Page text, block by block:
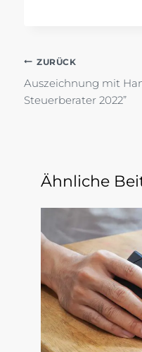
ZURÜCK
Auszeichnung mit
Steuerberater 2022”
Ähnliche